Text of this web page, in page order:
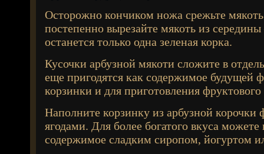
Осторожно кончиком ножа срежьте
постепенно вырезайте мякоть из
останется только одна зеленая корка.
Кусочки арбузной мякоти сложите в
еще пригодятся как содержимое будущей
корзинки и для приготовления фруктового
Наполните корзинку из арбузной корочки
ягодами. Для более богатого вкуса можете
содержимое сладким сиропом, йогуртом